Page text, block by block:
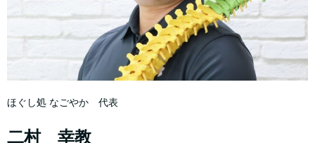
ほぐし処 なごやか 代表
二村 幸教